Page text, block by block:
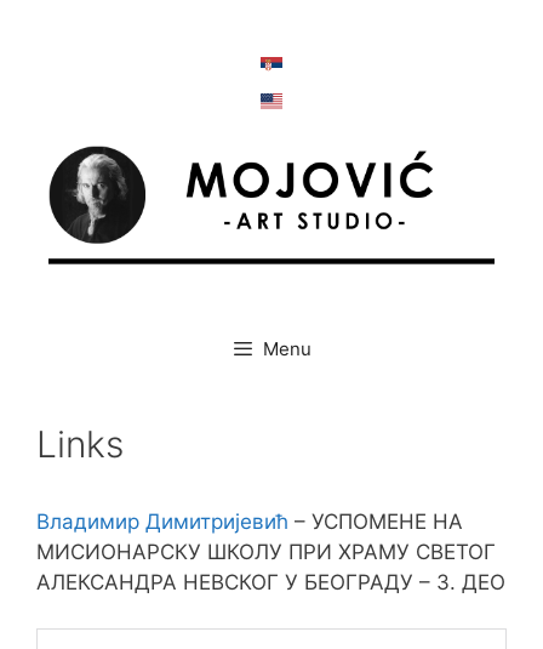
Menu
Links
Владимир Димитријевић – УСПОМЕНЕ НА
МИСИОНАРСКУ ШКОЛУ ПРИ ХРАМУ СВЕТОГ
АЛЕКСАНДРА НЕВСКОГ У БЕОГРАДУ – 3. ДЕО